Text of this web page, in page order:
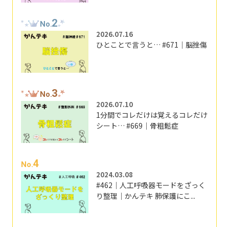
No.2
2026.07.16
ひとことで言うと… #671｜脳挫傷
No.3
2026.07.10
1分間でコレだけは覚えるコレだけ
シート… #669｜骨粗鬆症
No.4
2024.03.08
#462｜人工呼吸器モードをざっく
り整理｜かんテキ 肺保護にこ...